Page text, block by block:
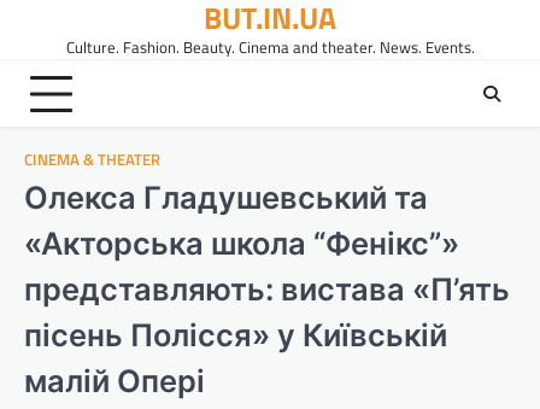
вмісту
BUT.IN.UA
Culture. Fashion. Beauty. Cinema and theater. News. Events.
CINEMA & THEATER
Олекса Гладушевський та
«Акторська школа “Фенікс”»
представляють: вистава «П’ять
пісень Полісся» у Київській
малій Опері